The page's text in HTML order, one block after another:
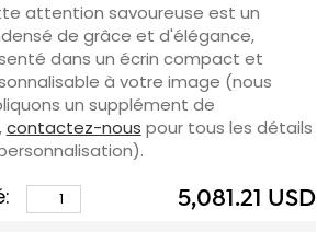
attention savoureuse est un
de grâce et d'élégance,
dans un écrin compact et
à votre image (nous
un supplément de
contactez-nous pour tous les détails
un outil marketing promotionnel
mais surtout délicieux à se
5,081.21 USD